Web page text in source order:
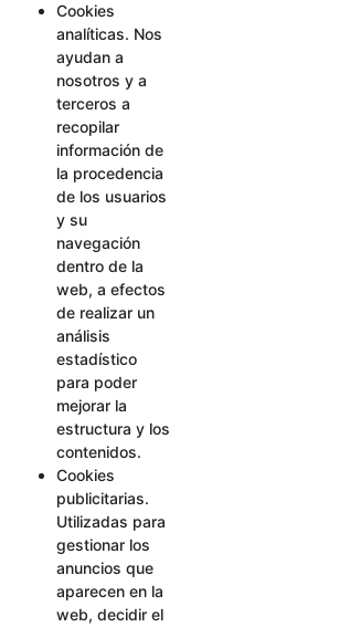
Cookies
analíticas. Nos
ayudan a
nosotros y a
terceros a
recopilar
información de
la procedencia
de los usuarios
y su
navegación
dentro de la
web, a efectos
de realizar un
análisis
estadístico
para poder
mejorar la
estructura y los
contenidos.
Cookies
publicitarias.
Utilizadas para
gestionar los
anuncios que
aparecen en la
web, decidir el